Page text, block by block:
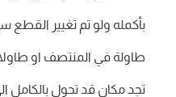
بأكمله ولو تم تغيير
طاولة في المنتصف او
تجد مكان قد تحول بالكامل